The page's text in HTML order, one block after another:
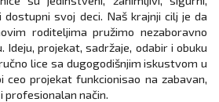
dostupni svoj deci. Naš krajnji cilj je da
roditeljima pružimo nezaboravno
Ideju, projekat, sadržaje, odabir i obuku
lice sa dugogodišnjim iskustvom u
projekat funkcionisao na zabavan,
način.